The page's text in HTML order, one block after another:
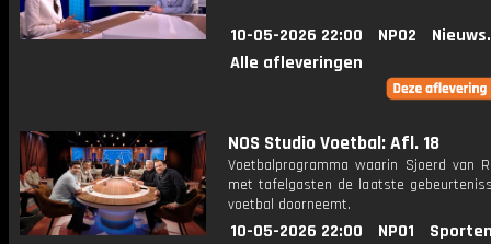
10-05-2026 22:00 NPO2
Alle afleveringen
NOS Studio Voetbal: Afl. 18
Voetbalprogramma waarin Sjoerd van
met tafelgasten de laatste
voetbal doorneemt.
10-05-2026 22:00 NPO1